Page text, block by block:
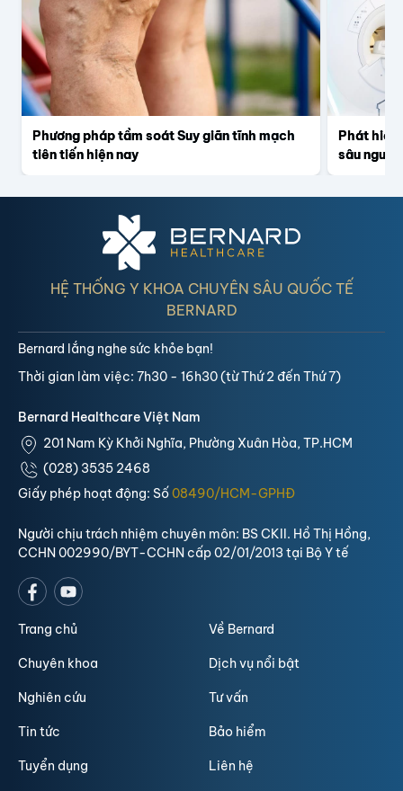
Phương pháp tầm soát Suy giãn tĩnh mạch
tiên tiến hiện nay
Phát hiện
sâu nguy
HỆ THỐNG Y KHOA CHUYÊN SÂU QUỐC TẾ
BERNARD
Bernard Healthcare Việt Nam
201 Nam Kỳ Khởi Nghĩa, Phường Xuân Hòa, TP.HCM
(028) 3535 2468
Giấy phép hoạt động: Số08490/HCM-GPHĐ
Người chịu trách nhiệm chuyên môn: BS CKII. Hồ Thị Hồng,
CCHN 002990/BYT-CCHN cấp 02/01/2013 tại Bộ Y tế
Bernard lắng nghe sức khỏe bạn!
Thời gian làm việc: 7h30 - 16h30 (từ Thứ 2 đến Thứ 7)
Trang chủ Về Bernard
Chuyên khoa Dịch vụ nổi bật
Nghiên cứu Tư vấn
Tin tức Bảo hiểm
Tuyển dụng Liên hệ